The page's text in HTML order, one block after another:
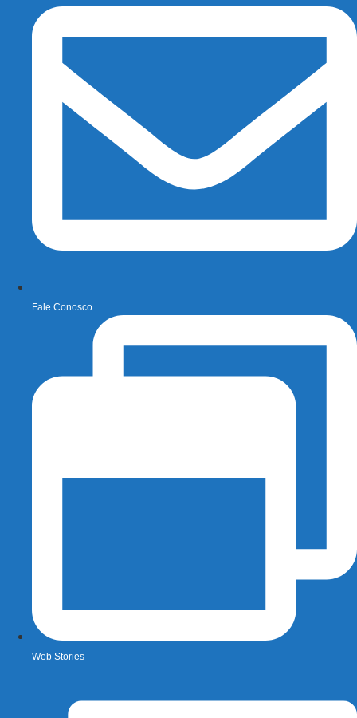
Fale Conosco
Web Stories